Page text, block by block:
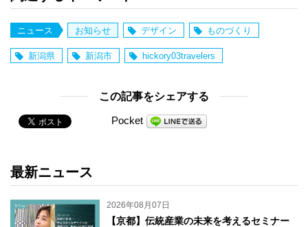
ニュース お知らせ デザイン ものづくり
新潟県 新潟市 hickory03travelers
この記事をシェアする
Pocket
最新ニュース
2026年08月07日
【京都】伝統産業の未来を考えるセミナー